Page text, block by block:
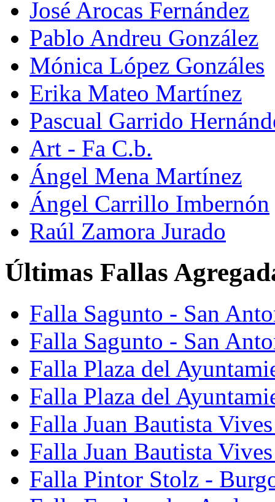
José Arocas Fernández
Pablo Andreu González
Mónica López Gonzáles
Erika Mateo Martínez
Pascual Garrido
Art - Fa C.b.
Ángel Mena Martínez
Ángel Carrillo Imbernón
Raúl Zamora Jurado
Últimas Fallas
Falla Sagunto - San
Falla Sagunto - San
Falla Plaza del
Falla Plaza del
Falla Juan Bautista
Falla Juan Bautista
Falla Pintor Stolz -